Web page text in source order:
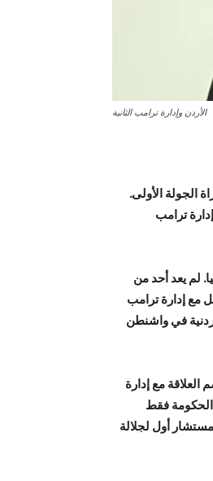
الأردن وإدارة ترامب الثانية
الجولة الأولى.
ترامب
لم يعد أحد من
مع إدارة ترامب
في واشنطن
مع إدارة
الحكومة فقط
أول لجلالة